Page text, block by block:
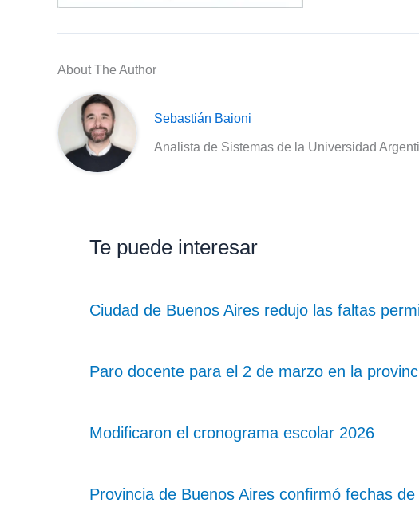
About The Author
Sebastián Baioni
Analista de Sistemas de la Universidad
Te puede interesar
Ciudad de Buenos Aires redujo las faltas
Paro docente para el 2 de marzo en la
Modificaron el cronograma escolar 2026
Provincia de Buenos Aires confirmó fechas